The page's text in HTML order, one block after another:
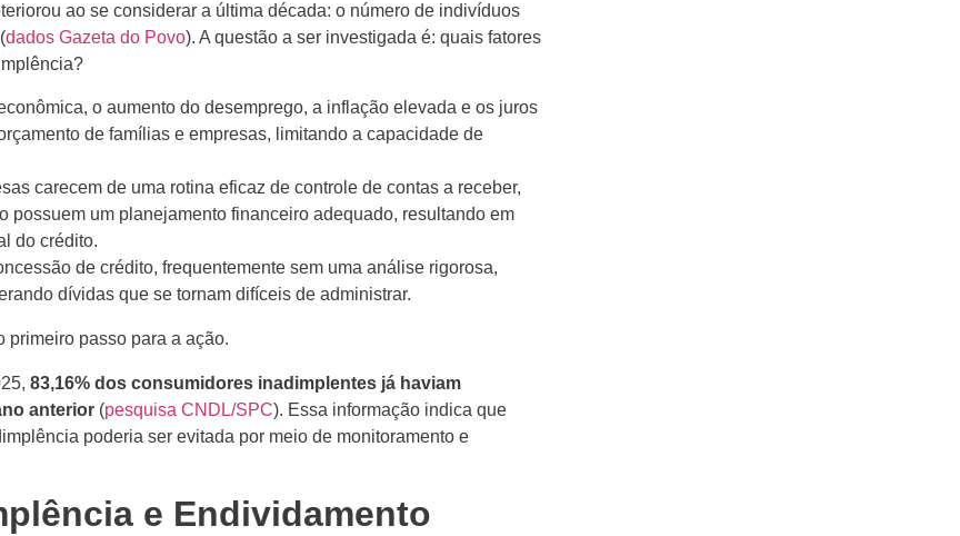
ao se considerar a última década: o número de indivíduos
dados Gazeta do Povo). A questão a ser investigada é: quais fatores
o aumento do desemprego, a inflação elevada e os juros
de famílias e empresas, limitando a capacidade de
carecem de uma rotina eficaz de controle de contas a receber,
possuem um planejamento financeiro adequado, resultando em
do crédito.
de crédito, frequentemente sem uma análise rigorosa,
dívidas que se tornam difíceis de administrar.
primeiro passo para a ação.
83,16% dos consumidores inadimplentes já haviam
anterior (pesquisa CNDL/SPC). Essa informação indica que
poderia ser evitada por meio de monitoramento e
e Endividamento